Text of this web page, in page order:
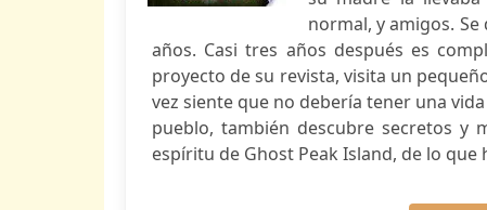
normal, y amigos.
años. Casi tres años después es
proyecto de su revista, visita un
vez siente que no debería tener una
pueblo, también descubre secretos y
espíritu de Ghost Peak Island, de lo que